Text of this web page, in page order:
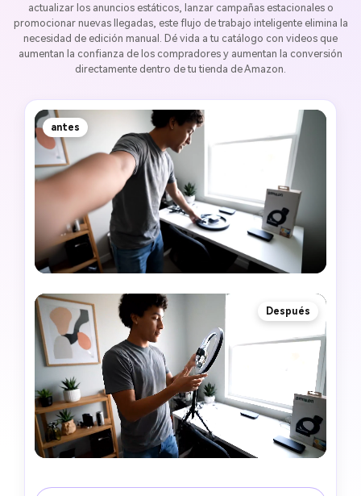
actualizar los anuncios estáticos, lanzar campañas estacionales o
promocionar nuevas llegadas, este flujo de trabajo inteligente elimina la
necesidad de edición manual. Dé vida a tu catálogo con videos que
aumentan la confianza de los compradores y aumentan la conversión
directamente dentro de tu tienda de Amazon.
antes
Después